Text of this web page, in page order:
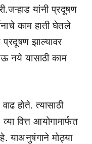
यांनी प्रदूषण
काम हाती घेतले
झाल्यावर
नये यासाठी काम
होते. त्यासाठी
वित्त आयोगामार्फत
याअनुषंगाने मोठ्या